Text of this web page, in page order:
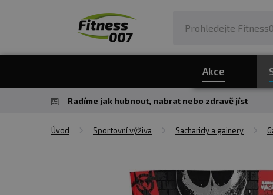
Akce
Radíme jak hubnout, nabrat nebo zdravě jíst
Úvod Sportovní výživa Sacharidy a gainery